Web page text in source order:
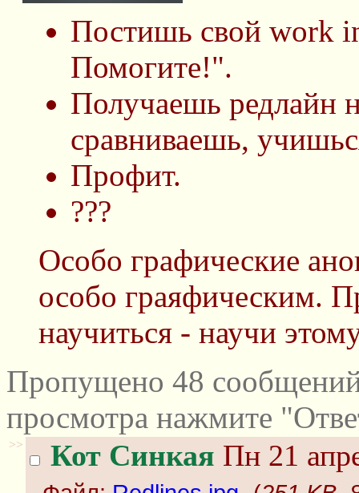
Постишь свой work
Помогите!".
Получаешь редлайн
сравниваешь,
Профит.
???
Особо графические
особо граяфическим.
научиться - научи
Пропущено 48
просмотра нажмите
>> Кот Синкая Пн 21